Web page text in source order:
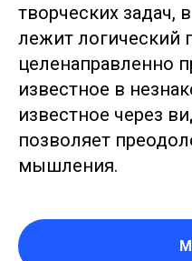
творческих задач,
лежит логический
целенаправленно
известное в
известное через
позволяет
мышления.